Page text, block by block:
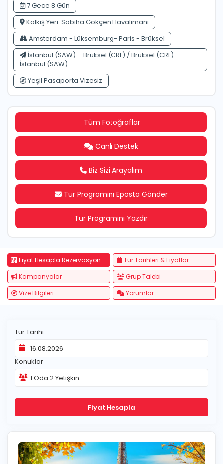
7 Gece 8 Gün
Kalkış Yeri: Sabiha Gökçen Havalimanı
Amsterdam - Lüksemburg- Paris - Brüksel
İstanbul (SAW) – Brüksel (CRL) / Brüksel (CRL) –
İstanbul (SAW)
Yeşil Pasaporta Vizesiz
Tüm Fotoğraflar
Canlı Destek
Biz Sizi Arayalım
Tur Programını Eposta Gönder
Tur Programını Yazdır
Fiyat Hesapla Rezervasyon
Tur Tarihleri & Fiyatlar
Kampanyalar
Grup Talebi
Vize Bilgileri
Yorumlar
Tur Tarihi
Konuklar
1 Oda 2Yetişkin
Fiyat Hesapla